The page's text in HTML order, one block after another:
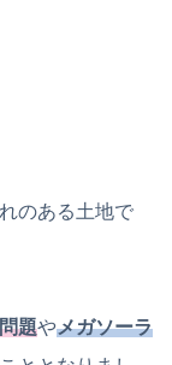
のある土地で
題やメガソーラ